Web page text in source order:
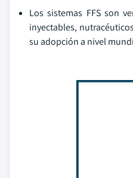
Los sistemas FFS son
inyectables,
su adopción a nivel